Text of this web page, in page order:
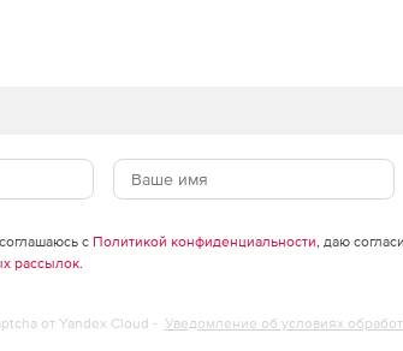
уникальной технологии
проверки, действий с
с Политикой конфиденциальности, даю
рассылок.
от Yandex Cloud - Уведомление об условиях